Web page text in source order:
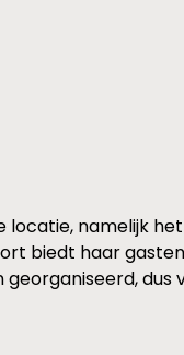
namelijk
biedt haar
dus